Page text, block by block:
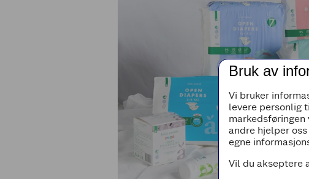
Bruk av
Vi bruker
levere personlig
markedsføringen
andre hjelper
egne
Vil du akseptere